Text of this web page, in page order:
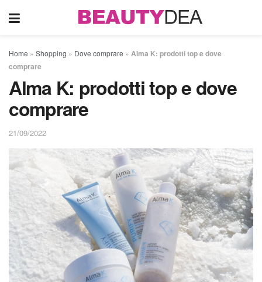
Home » Shopping » Dove comprare » Alma K: prodotti top e dove
comprare
Alma K: prodotti top e dove
comprare
21/09/2022